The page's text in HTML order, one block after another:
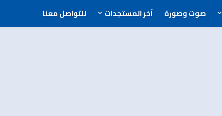
صوت وصورة آخر المستجدات للتواصل معنا